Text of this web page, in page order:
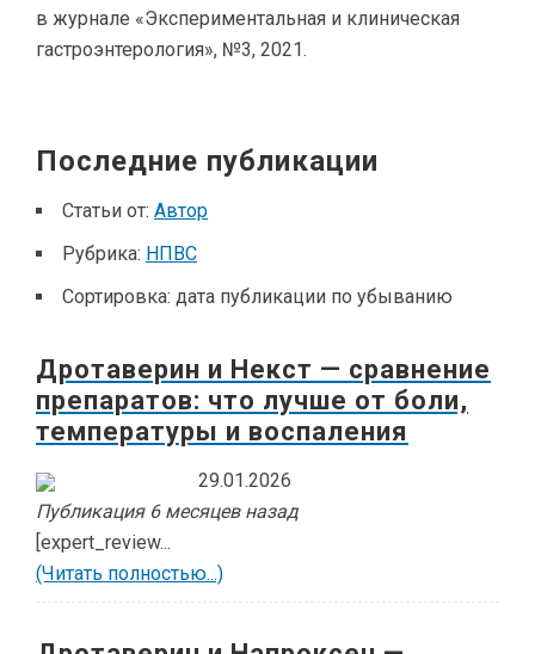
в журнале «Экспериментальная и клиническая
гастроэнтерология», №3, 2021.
Последние публикации
Статьи от: Автор
Рубрика: НПВС
Сортировка: дата публикации по убыванию
Дротаверин и Некст — сравнение
препаратов: что лучше от боли,
температуры и воспаления
29.01.2026
Публикация 6 месяцев назад
[expert_review...
(Читать полностью...)